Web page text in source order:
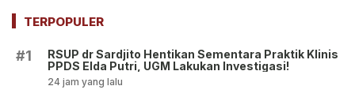
ASN Dihentikan!
TERPOPULER
#1
RSUP dr Sardjito Hentikan Sementara Praktik Klinis
PPDS Elda Putri, UGM Lakukan Investigasi!
24 jam yang lalu